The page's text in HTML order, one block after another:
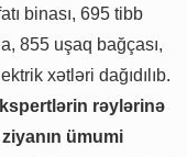
binası, 695 tibb
855 uşaq bağçası,
xətləri dağıdılıb.
rəylərinə
ümumi